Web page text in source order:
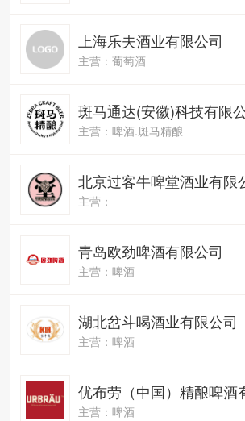
上海乐夫酒业有限公司
主营：葡萄酒
斑马通达(安徽)科技有限
主营：啤酒.斑马精酿
北京过客牛啤堂酒业有限
主营：
青岛欧劲啤酒有限公司
主营：啤酒
湖北岔斗喝酒业有限公司
主营：啤酒
优布劳（中国）精酿啤酒
主营：啤酒